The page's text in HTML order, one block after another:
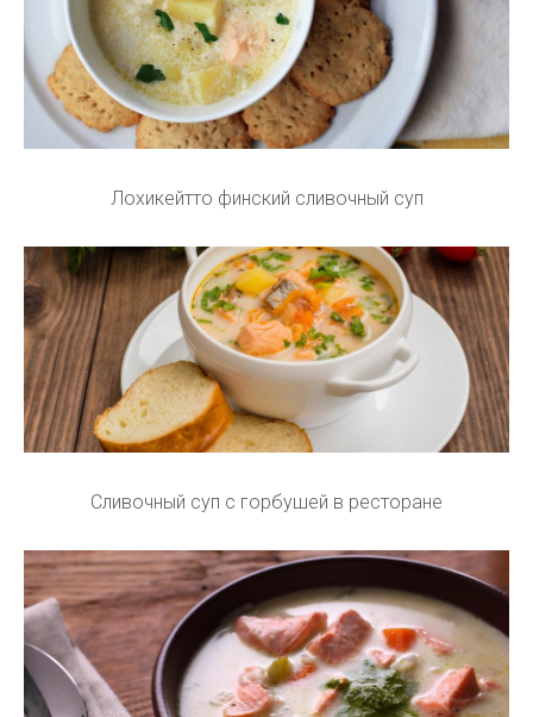
Лохикейтто финский сливочный суп
Сливочный суп с горбушей в ресторане